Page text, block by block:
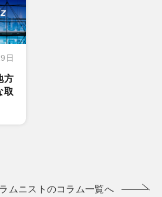
日
方
取
ムニストのコラム一覧へ